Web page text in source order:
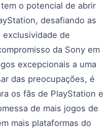
o potencial de abrir
desafiando as
de
da Sony em
excepcionais a uma
das preocupações, é
os fãs de PlayStation e
de mais jogos de
mais plataformas do